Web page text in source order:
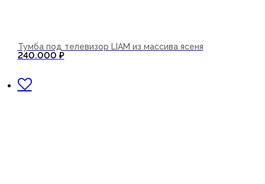
Тумба под телевизор LIAM из массива ясеня
240.000 ₽